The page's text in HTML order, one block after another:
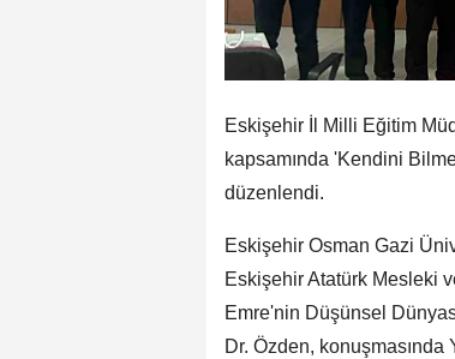
Eskişehir İl Milli Eğitim
kapsamında 'Kendini
düzenlendi.
Eskişehir Osman Gazi
Eskişehir Atatürk Mesleki
Emre'nin Düşünsel
Dr. Özden, konuşmasında